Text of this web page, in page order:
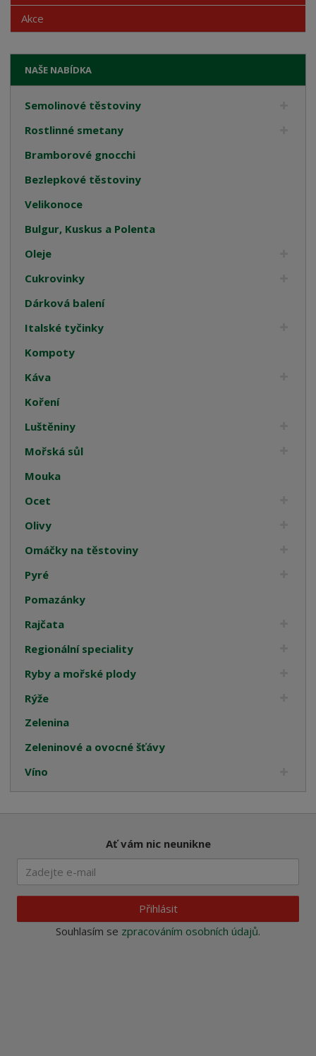
NAŠE NABÍDKA
Semolinové těstoviny
Rostlinné smetany
Bramborové gnocchi
Bezlepkové těstoviny
Velikonoce
Bulgur, Kuskus a Polenta
Oleje
Cukrovinky
Dárková balení
Italské tyčinky
Kompoty
Káva
Koření
Luštěniny
Mořská sůl
Mouka
Ocet
Olivy
Omáčky na těstoviny
Pyré
Pomazánky
Rajčata
Regionální speciality
Ryby a mořské plody
Rýže
Zelenina
Zeleninové a ovocné šťávy
Víno
Akce
Ať vám nic neunikne
Přihlásit
Souhlasím se zpracováním osobních údajů.